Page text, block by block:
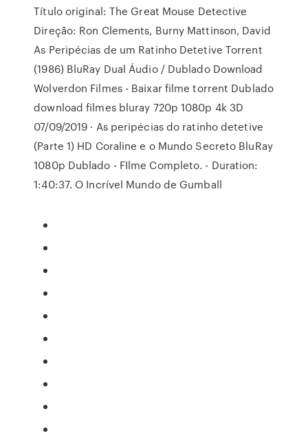
Título original: The Great Mouse Detective
Direção: Ron Clements, Burny Mattinson, David
As Peripécias de um Ratinho Detetive Torrent
(1986) BluRay Dual Áudio / Dublado Download
Wolverdon Filmes - Baixar filme torrent Dublado
download filmes bluray 720p 1080p 4k 3D
07/09/2019 · As peripécias do ratinho detetive
(Parte 1) HD Coraline e o Mundo Secreto BluRay
1080p Dublado - FIlme Completo. - Duration:
1:40:37. O Incrível Mundo de Gumball